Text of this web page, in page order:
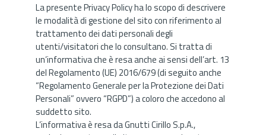
La presente Privacy Policy ha lo scopo di descrivere
le modalità di gestione del sito con riferimento al
trattamento dei dati personali degli
utenti/visitatori che lo consultano. Si tratta di
un’informativa che è resa anche ai sensi dell’art. 13
del Regolamento (UE) 2016/679 (di seguito anche
“Regolamento Generale per la Protezione dei Dati
Personali” ovvero “RGPD”) a coloro che accedono al
suddetto sito.
L’informativa è resa da Gnutti Cirillo S.p.A.,